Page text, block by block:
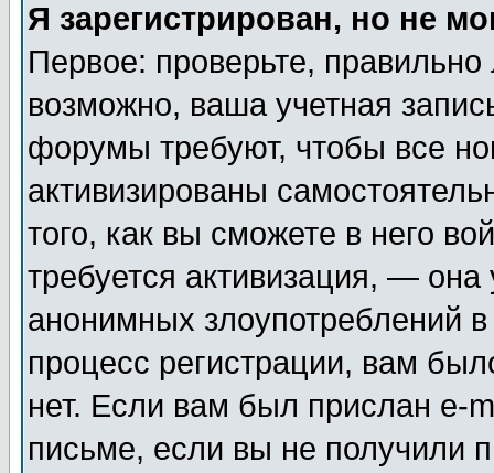
Я зарегистрирован, но не
Первое: проверьте,
возможно, ваша учетная
форумы требуют, чтобы все
активизированы
того, как вы сможете в него
требуется активизация, —
анонимных злоупотреблений
процесс регистрации, вам
нет. Если вам был прислан e-
письме, если вы не получили